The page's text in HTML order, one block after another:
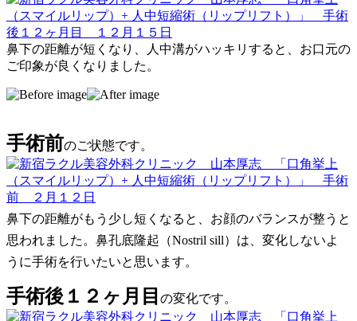
鼻下の距離が短くなり、人中溝がハッキリすると、お口元の
ご印象が良くなりました。
手術前のご状態です。
鼻下の距離がもう少し短くなると、お顔のバランスが整うと
思われました。鼻孔底隆起（Nostril sill）は、変化しないよ
うに手術を行いたいと思います。
手術後１２ヶ月目 の変化です。